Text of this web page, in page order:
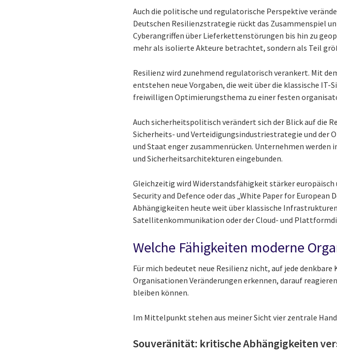
Auch die politische und regulatorische Perspektive
Deutschen Resilienzstrategie rückt das Zusammenspiel
Cyberangriffen über Lieferkettenstörungen bis hin zu
mehr als isolierte Akteure betrachtet, sondern als Teil
Resilienz wird zunehmend regulatorisch verankert. Mit
entstehen neue Vorgaben, die weit über die klassische
freiwilligen Optimierungsthema zu einer festen
Auch sicherheitspolitisch verändert sich der Blick auf die
Sicherheits- und Verteidigungsindustriestrategie und der
und Staat enger zusammenrücken. Unternehmen
und Sicherheitsarchitekturen eingebunden.
Gleichzeitig wird Widerstandsfähigkeit stärker
Security and Defence oder das „White Paper for European
Abhängigkeiten heute weit über klassische
Satellitenkommunikation oder der Cloud- und
Welche Fähigkeiten moderne
Für mich bedeutet neue Resilienz nicht, auf jede
Organisationen Veränderungen erkennen, darauf
bleiben können.
Im Mittelpunkt stehen aus meiner Sicht vier zentrale
Souveränität: kritische Abhängigkeiten